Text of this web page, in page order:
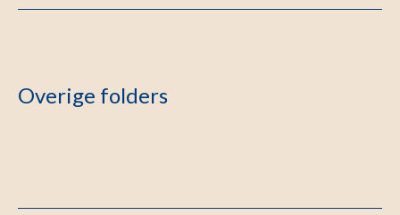
Overige folders